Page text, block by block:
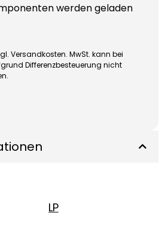
werden geladen
Versandkosten. MwSt. kann bei
Differenzbesteuerung nicht
LP